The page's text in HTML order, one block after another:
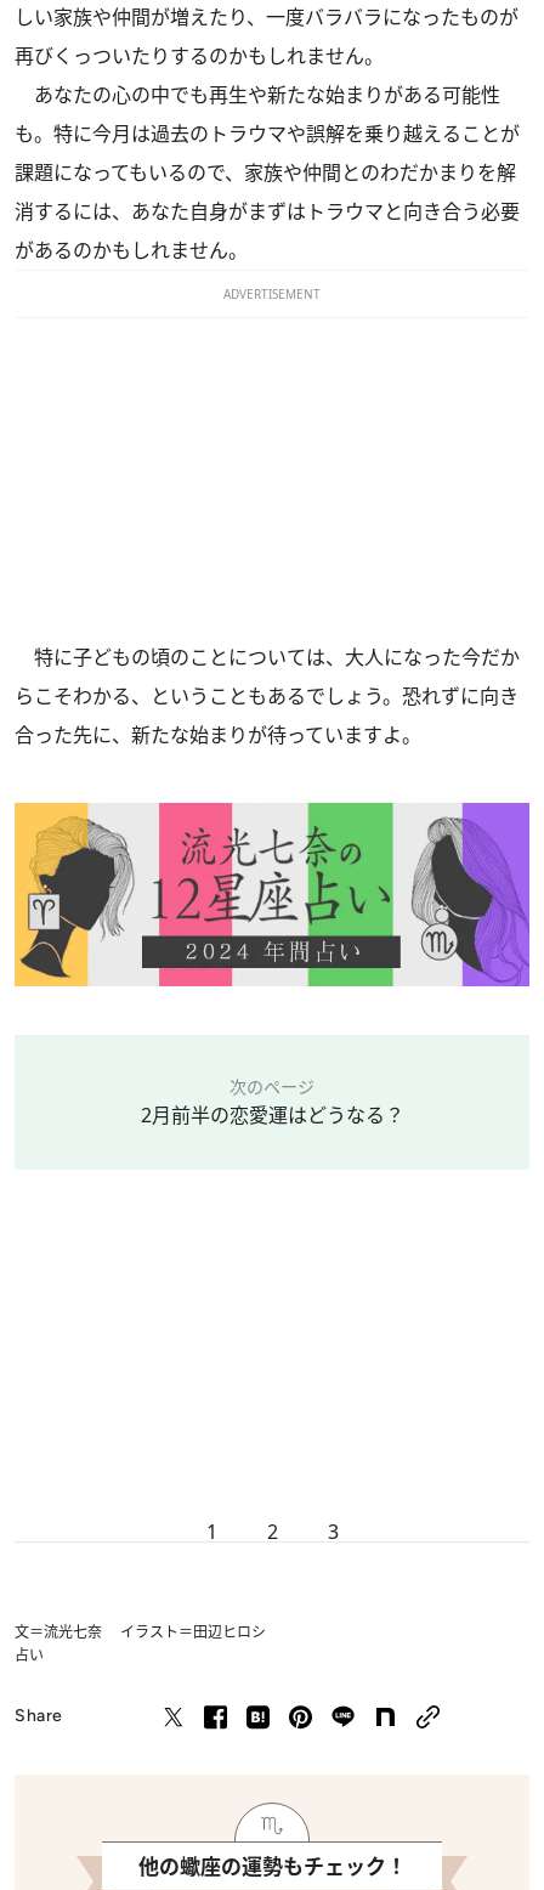
しい家族や仲間が増えたり、一度バラバラになったものが
再びくっついたりするのかもしれません。
あなたの心の中でも再生や新たな始まりがある可能性
も。特に今月は過去のトラウマや誤解を乗り越えることが
課題になってもいるので、家族や仲間とのわだかまりを解
消するには、あなた自身がまずはトラウマと向き合う必要
があるのかもしれません。
ADVERTISEMENT
特に子どもの頃のことについては、大人になった今だか
らこそわかる、ということもあるでしょう。恐れずに向き
合った先に、新たな始まりが待っていますよ。
次のページ
2月前半の恋愛運はどうなる？
1 2 3
文＝流光七奈 イラスト＝田辺ヒロシ
占い
Share
他の蠍座の運勢もチェック！